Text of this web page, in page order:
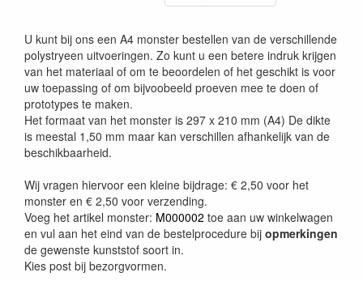
U kunt bij ons een A4 monster bestellen van de verschillende
polystryeen uitvoeringen. Zo kunt u een betere indruk krijgen
van het materiaal of om te beoordelen of het geschikt is voor
uw toepassing of om bijvoobeeld proeven mee te doen of
prototypes te maken.
Het formaat van het monster is 297 x 210 mm (A4) De dikte
is meestal 1,50 mm maar kan verschillen afhankelijk van de
beschikbaarheid.
Wij vragen hiervoor een kleine bijdrage: € 2,50 voor het
monster en € 2,50 voor verzending.
Voeg het artikel monster: M000002 toe aan uw winkelwagen
en vul aan het eind van de bestelprocedure bij opmerkingen
de gewenste kunststof soort in.
Kies post bij bezorgvormen.